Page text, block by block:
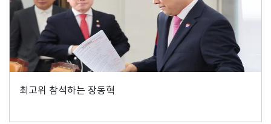
최고위 참석하는 장동혁